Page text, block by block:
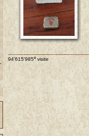
94'615'985evisite